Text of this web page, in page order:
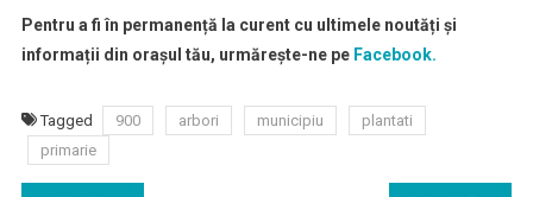
Pentru a fi în permanență la curent cu ultimele noutăți și
informații din orașul tău, urmărește-ne peFacebook.
Tagged 900 arbori municipiu
plantati
primarie